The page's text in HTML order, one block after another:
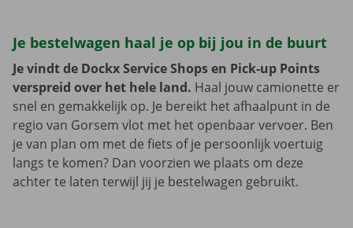
Je bestelwagen haal je op bij jou in de buurt
Je vindt de Dockx Service Shops en Pick-up Points
verspreid over het hele land. Haal jouw camionette er
snel en gemakkelijk op. Je bereikt het afhaalpunt in de
regio van Gorsem vlot met het openbaar vervoer. Ben
je van plan om met de fiets of je persoonlijk voertuig
langs te komen? Dan voorzien we plaats om deze
achter te laten terwijl jij je bestelwagen gebruikt.